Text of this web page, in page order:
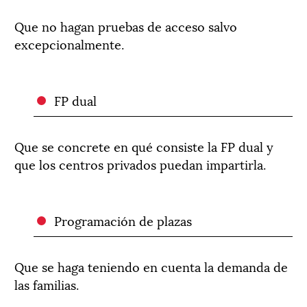
Que no hagan pruebas de acceso salvo
excepcionalmente.
FP dual
Que se concrete en qué consiste la FP dual y
que los centros privados puedan impartirla.
Programación de plazas
Que se haga teniendo en cuenta la demanda de
las familias.